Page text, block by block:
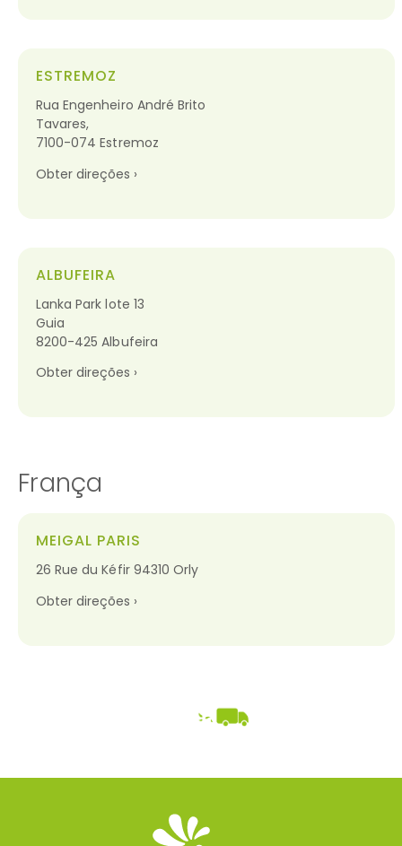
ESTREMOZ
Rua Engenheiro André Brito
Tavares,
7100-074 Estremoz
Obter direções ›
ALBUFEIRA
Lanka Park lote 13
Guia
8200-425 Albufeira
Obter direções ›
França
MEIGAL PARIS
26 Rue du Kéfir 94310 Orly
Obter direções ›